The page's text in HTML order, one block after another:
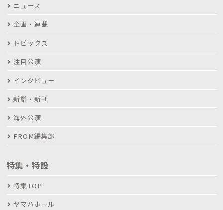
ニュース
企画・連載
トピックス
注目公演
インタビュー
新譜・新刊
海外公演
FROM編集部
特集・特設
特集TOP
ヤマハホール